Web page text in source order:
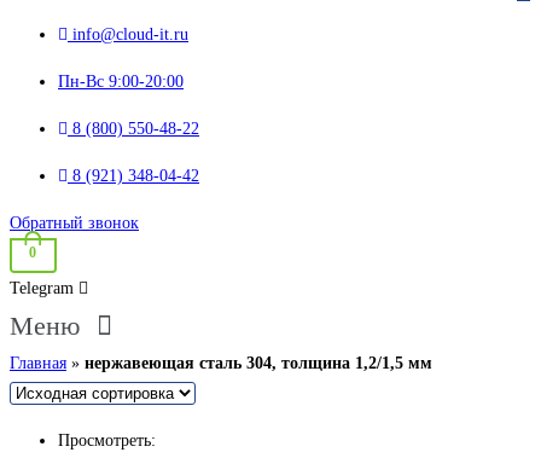
info@cloud-it.ru
Пн-Вс 9:00-20:00
8 (800) 550-48-22
8 (921) 348-04-42
Обратный звонок
0
Telegram
Меню
Главная » нержавеющая сталь 304, толщина 1,2/1,5 мм
Просмотреть: